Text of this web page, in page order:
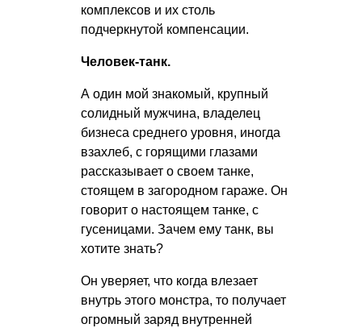
комплексов и их столь
подчеркнутой компенсации.
Человек-танк.
А один мой знакомый, крупный
солидный мужчина, владелец
бизнеса среднего уровня, иногда
взахлеб, с горящими глазами
рассказывает о своем танке,
стоящем в загородном гараже. Он
говорит о настоящем танке, с
гусеницами. Зачем ему танк, вы
хотите знать?
Он уверяет, что когда влезает
внутрь этого монстра, то получает
огромный заряд внутренней